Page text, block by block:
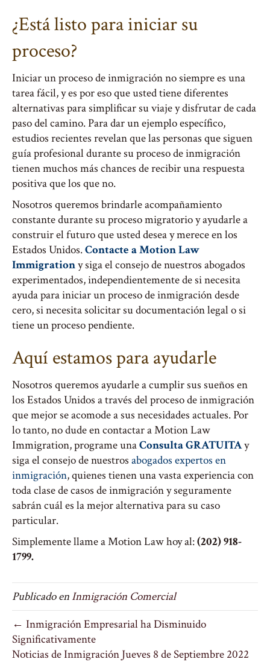
¿Está listo para iniciar su
proceso?
Iniciar un proceso de inmigración no siempre es una
tarea fácil, y es por eso que usted tiene diferentes
alternativas para simplificar su viaje y disfrutar de cada
paso del camino. Para dar un ejemplo específico,
estudios recientes revelan que las personas que siguen
guía profesional durante su proceso de inmigración
tienen muchos más chances de recibir una respuesta
positiva que los que no.
Nosotros queremos brindarle acompañamiento
constante durante su proceso migratorio y ayudarle a
construir el futuro que usted desea y merece en los
Estados Unidos.Contacte a Motion Law
Immigrationy siga el consejo de nuestros abogados
experimentados, independientemente de si necesita
ayuda para iniciar un proceso de inmigración desde
cero, si necesita solicitar su documentación legal o si
tiene un proceso pendiente.
Aquí estamos para ayudarle
Nosotros queremos ayudarle a cumplir sus sueños en
los Estados Unidos a través del proceso de inmigración
que mejor se acomode a sus necesidades actuales. Por
lo tanto, no dude en contactar a Motion Law
Immigration, programe unaConsulta GRATUITAy
siga el consejo de nuestros abogados expertos en
inmigración, quienes tienen una vasta experiencia con
toda clase de casos de inmigración y seguramente
sabrán cuál es la mejor alternativa para su caso
particular.
Simplemente llame a Motion Law hoy al:(202) 918-
1799.
Publicado en Inmigración Comercial
← Inmigración Empresarial ha Disminuido
Significativamente
Noticias de Inmigración Jueves 8 de Septiembre 2022